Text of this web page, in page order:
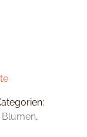
Blumen,